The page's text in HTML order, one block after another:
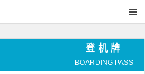
登机牌
BOARDING PASS